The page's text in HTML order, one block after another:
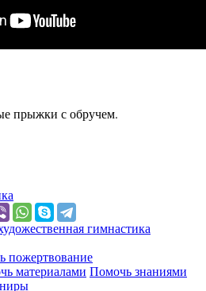
прыжки с обручем.
гимнастика
пожертвование
материалами Помочь знаниями